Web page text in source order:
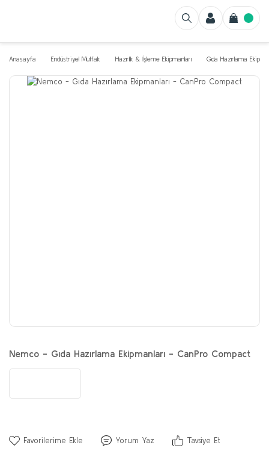
Anasayfa Endüstriyel Mutfak Hazırlık & İşleme Ekipmanları Gıda Hazırlama
Nemco - Gıda Hazırlama Ekipmanları - CanPro Compact
Yorum Yaz Tavsiye Et